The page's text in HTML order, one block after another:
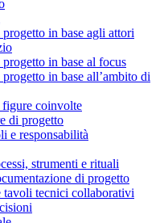
in base agli attori
in base al focus
in base all’ambito di
figure coinvolte
di progetto
e responsabilità
strumenti e rituali
di progetto
tavoli tecnici collaborativi